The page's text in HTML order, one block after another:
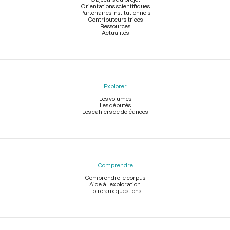
Orientations scientifiques
Partenaires institutionnels
Contributeurs-trices
Ressources
Actualités
Explorer
Les volumes
Les députés
Les cahiers de doléances
Comprendre
Comprendre le corpus
Aide à l'exploration
Foire aux questions